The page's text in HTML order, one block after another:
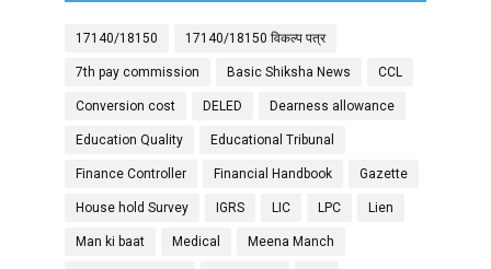
17140/18150 17140/18150 विकल्प पत्र
7th pay commission Basic Shiksha News CCL
Conversion cost DELED Dearness allowance
Education Quality Educational Tribunal
Finance Controller Financial Handbook Gazette
House hold Survey IGRS LIC LPC Lien
Man ki baat Medical Meena Manch